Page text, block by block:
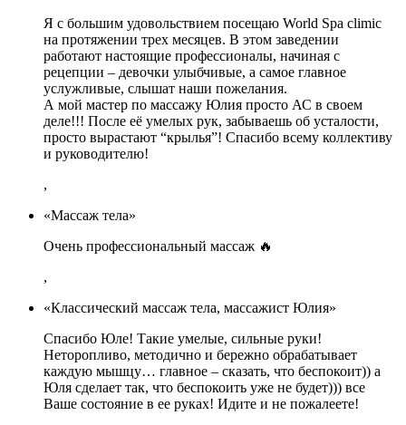
Я с большим удовольствием посещаю World Spa climic
на протяжении трех месяцев. В этом заведении
работают настоящие профессионалы, начиная с
рецепции – девочки улыбчивые, а самое главное
услужливые, слышат наши пожелания.
А мой мастер по массажу Юлия просто АС в своем
деле!!! После её умелых рук, забываешь об усталости,
просто вырастают “крылья”! Спасибо всему коллективу
и руководителю!
,
«Массаж тела»
Очень профессиональный массаж 🔥
,
«Классический массаж тела, массажист Юлия»
Спасибо Юле! Такие умелые, сильные руки!
Неторопливо, методично и бережно обрабатывает
каждую мышцу… главное – сказать, что беспокоит)) а
Юля сделает так, что беспокоить уже не будет))) все
Ваше состояние в ее руках! Идите и не пожалеете!